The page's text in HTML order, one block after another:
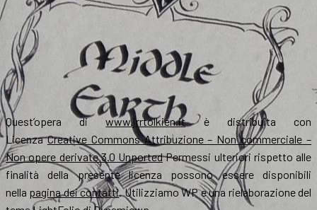
Quest’opera diwww.jrrtolkien.itè distribuita con
LicenzaCreative Commons Attribuzione – Non commerciale –
Non opere derivate 3.0 UnportedPermessi ulteriori rispetto alle
finalità della presente licenza possono essere disponibili
nella pagina dei contatti. Utilizziamo WP e una rielaborazione del